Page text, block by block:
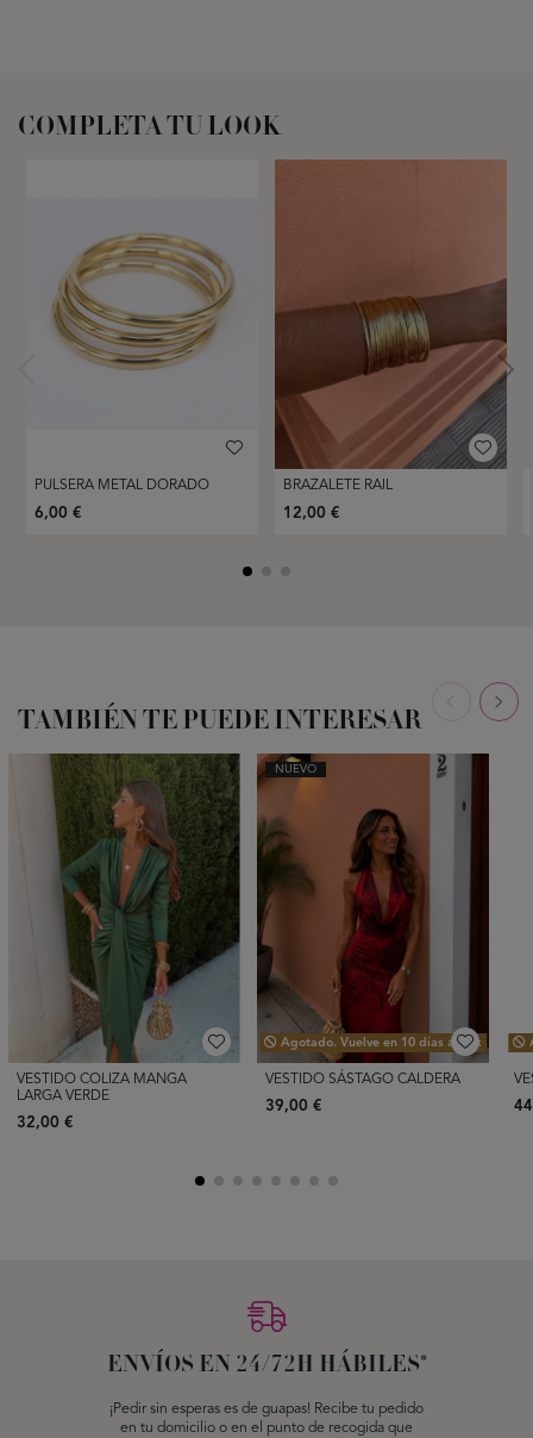
COMPLETA TU LOOK
PULSERA METAL DORADO
6,00 €
BRAZALETE RAIL
12,00 €
TAMBIÉN TE PUEDE INTERESAR
VESTIDO COLIZA MANGA
LARGA VERDE
32,00 €
NUEVO
Agotado. Vuelve en 10 días aprox
VESTIDO SÁSTAGO CALDERA
39,00 €
ENVÍOS EN 24/72H HÁBILES*
¡Pedir sin esperas es de guapas! Recibe tu pedido
en tu domicilio o en el punto de recogida que